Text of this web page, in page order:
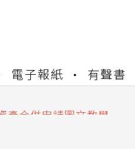
電子報紙 有聲書
開通申請
產合併申請圖文教學
通申請